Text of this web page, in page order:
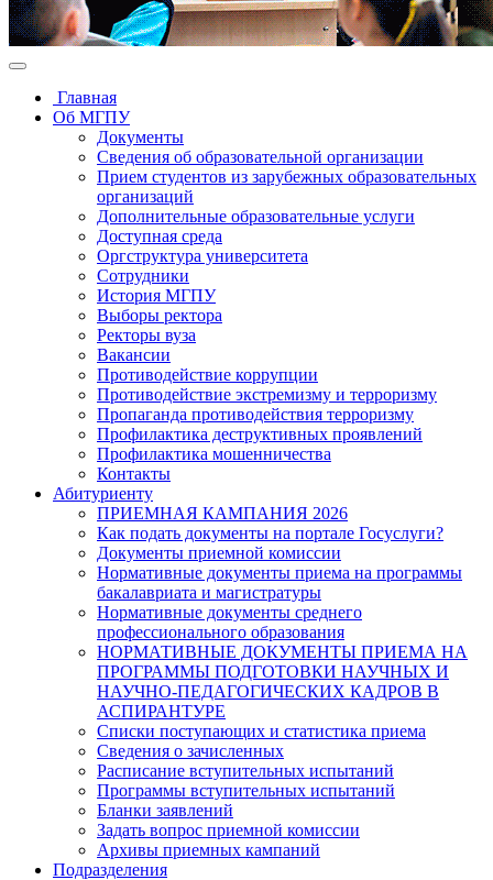
Главная
Об МГПУ
Документы
Сведения об образовательной организации
Прием студентов из зарубежных образовательных
организаций
Дополнительные образовательные услуги
Доступная среда
Оргструктура университета
Сотрудники
История МГПУ
Выборы ректора
Ректоры вуза
Вакансии
Противодействие коррупции
Противодействие экстремизму и терроризму
Пропаганда противодействия терроризму
Профилактика деструктивных проявлений
Профилактика мошенничества
Контакты
Абитуриенту
ПРИЕМНАЯ КАМПАНИЯ 2026
Как подать документы на портале Госуслуги?
Документы приемной комиссии
Нормативные документы приема на программы
бакалавриата и магистратуры
Нормативные документы среднего
профессионального образования
НОРМАТИВНЫЕ ДОКУМЕНТЫ ПРИЕМА НА
ПРОГРАММЫ ПОДГОТОВКИ НАУЧНЫХ И
НАУЧНО-ПЕДАГОГИЧЕСКИХ КАДРОВ В
АСПИРАНТУРЕ
Списки поступающих и статистика приема
Сведения о зачисленных
Расписание вступительных испытаний
Программы вступительных испытаний
Бланки заявлений
Задать вопрос приемной комиссии
Архивы приемных кампаний
Подразделения